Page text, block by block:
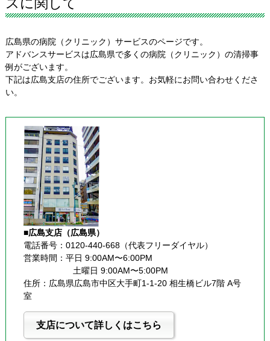
広島県の病院（クリニック）サービスのページです。
アドバンスサービスは広島県で多くの病院（クリニック）の清掃事
例がございます。
下記は広島支店の住所でございます。お気軽にお問い合わせくださ
い。
■広島支店（広島県）
電話番号：0120-440-668（代表フリーダイヤル）
営業時間：平日 9:00AM〜6:00PM
              　   土曜日 9:00AM〜5:00PM
住所：広島県広島市中区大手町1-1-20 相生橋ビル7階 A号
室
支店について詳しくはこちら